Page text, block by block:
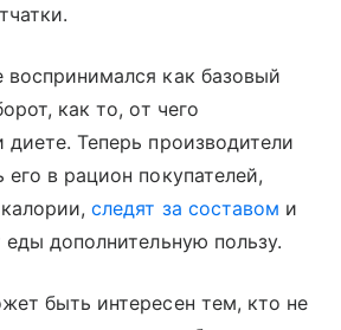
как базовый
как то, от чего
Теперь производители
в рацион покупателей,
следят за составом и
еды дополнительную пользу.
быть интересен тем, кто не